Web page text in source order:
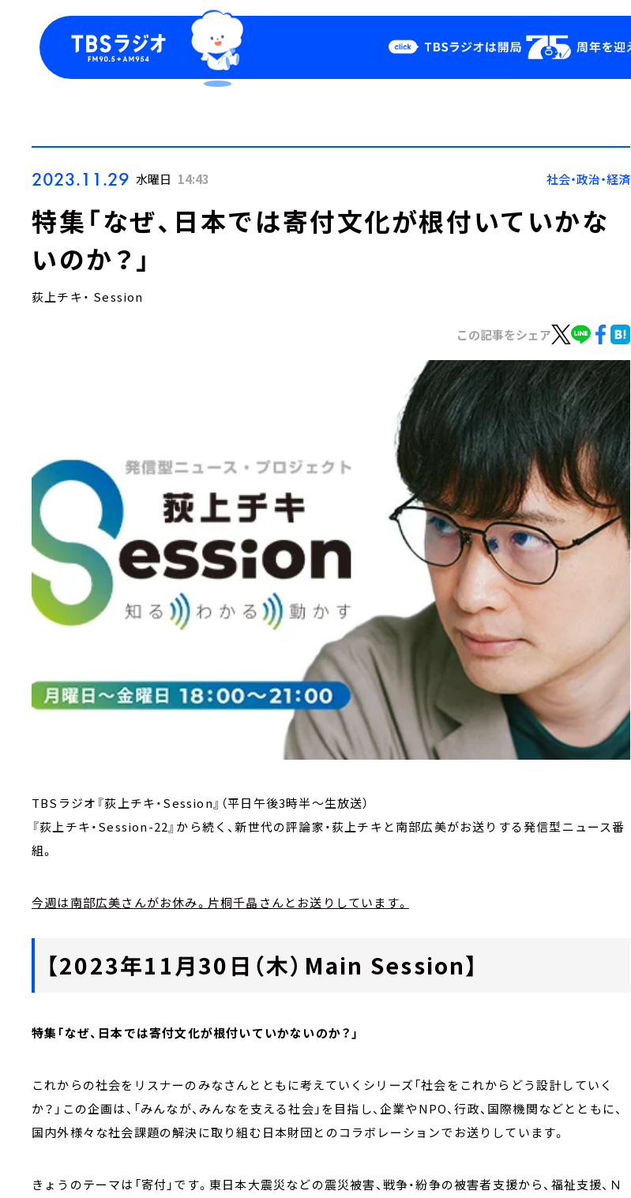
Podcast
YouTube
会社情報
2023.11.29 水曜日 14:43 社会・政治・経済
特集「なぜ、日本では寄付文化が根付いていかな
いのか？」
荻上チキ・ Session
この記事をシェア
TBSラジオ『荻上チキ・Session』（平日午後3時半～生放送）
『荻上チキ・Session-22』から続く、新世代の評論家・荻上チキと南部広美がお送りする発信型ニュース番
組。
今週は南部広美さんがお休み。片桐千晶さんとお送りしています。
【2023年11月30日（木）Main Session】
特集「なぜ、日本では寄付文化が根付いていかないのか？」
これからの社会をリスナーのみなさんとともに考えていくシリーズ「社会をこれからどう設計していく
か？」この企画は、「みんなが、みんなを支える社会」を目指し、企業やNPO、行政、国際機関などとともに、
国内外様々な社会課題の解決に取り組む日本財団とのコラボレーションでお送りしています。
きょうのテーマは「寄付」です。東日本大震災などの震災被害、戦争・紛争の被害者支援から、福祉支援、Ｎ